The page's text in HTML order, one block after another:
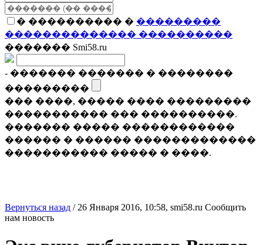
� ���������� � ���������
�������������� ����������
������� Smi58.ru
- ������� ������� � ��������
���������
��� ����, ����� ���� ���������
����������� ��� ����������.
������� ����� ������������
������ � ������ �������������
����������� ����� � ����.
Вернуться назад / 26 Января 2016, 10:58, smi58.ru Сообщить
нам новость